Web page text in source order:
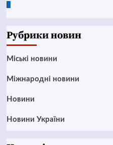
Google
Рубрики новин
Mіські новини
Міжнародні новини
Новини
Новини України